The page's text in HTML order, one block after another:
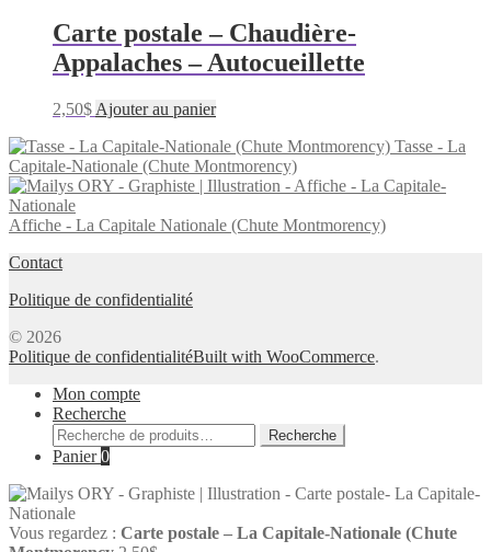
Carte postale – Chaudière-
Appalaches – Autocueillette
2,50$ Ajouter au panier
Tasse - La
Capitale-Nationale (Chute Montmorency)
Affiche - La Capitale Nationale (Chute Montmorency)
Contact
Politique de confidentialité
© 2026
Politique de confidentialitéBuilt with WooCommerce.
Mon compte
Recherche
Recherche
pour :
Recherche
Panier0
Vous regardez : Carte postale – La Capitale-Nationale (Chute